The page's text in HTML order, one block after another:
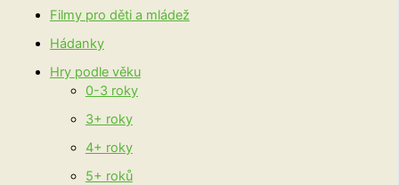
Filmy pro děti a mládež
Hádanky
Hry podle věku
0-3 roky
3+ roky
4+ roky
5+ roků